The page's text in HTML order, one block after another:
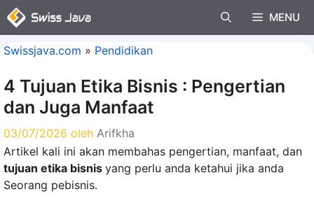
Langsung
ke
MENU
Swissjava.com » Pendidikan
4 Tujuan Etika Bisnis : Pengertian
dan Juga Manfaat
03/07/2026 oleh Arifkha
Artikel kali ini akan membahas pengertian, manfaat, dan
tujuan etika bisnis yang perlu anda ketahui jika anda
Seorang pebisnis.